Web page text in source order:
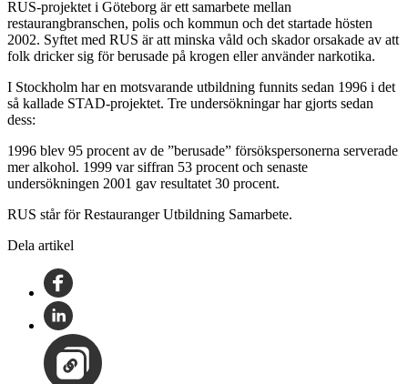
RUS-projektet i Göteborg är ett samarbete mellan
restaurangbranschen, polis och kommun och det startade hösten
2002. Syftet med RUS är att minska våld och skador orsakade av att
folk dricker sig för berusade på krogen eller använder narkotika.
I Stockholm har en motsvarande utbildning funnits sedan 1996 i det
så kallade STAD-projektet. Tre undersökningar har gjorts sedan
dess:
1996 blev 95 procent av de ”berusade” försökspersonerna serverade
mer alkohol. 1999 var siffran 53 procent och senaste
undersökningen 2001 gav resultatet 30 procent.
RUS står för Restauranger Utbildning Samarbete.
Dela artikel